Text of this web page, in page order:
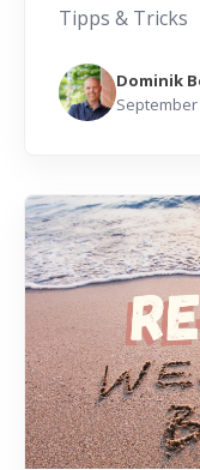
Tipps & Tricks
Dominik
September